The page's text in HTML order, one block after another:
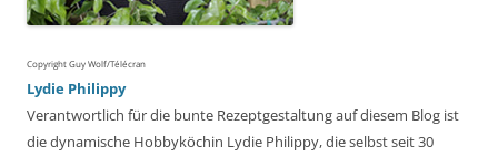
Copyright Guy Wolf/Télécran
Lydie Philippy
Verantwortlich für die bunte Rezeptgestaltung auf diesem Blog ist
die dynamische Hobbyköchin Lydie Philippy, die selbst seit 30